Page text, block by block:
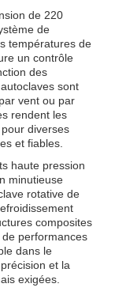
de 220
de
températures de
un contrôle
des
sont
vent ou par
rendent les
diverses
et fiables.
haute pression
minutieuse
rotative de
composites
performances
dans le
et la
exigées.